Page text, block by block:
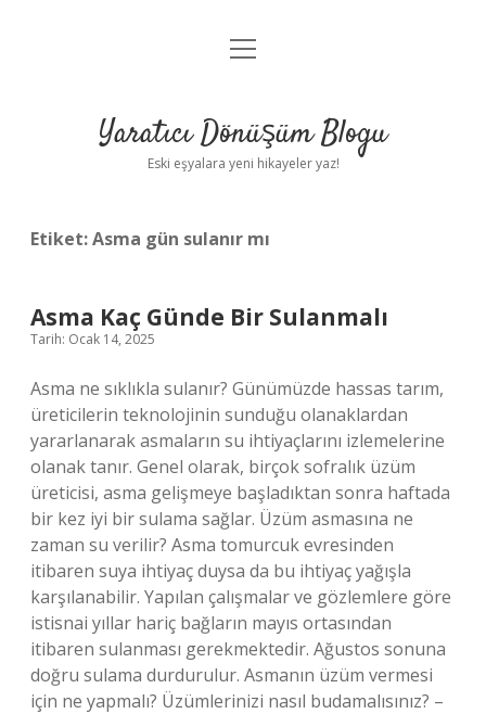
Anasayfa
Yasal Uyarı
menüyü
Yaratıcı Dönüşüm Blogu
Eski eşyalara yeni hikayeler yaz!
Etiket:Asma gün sulanır mı
Asma Kaç Günde Bir Sulanmalı
Tarih: Ocak 14, 2025
Asma ne sıklıkla sulanır? Günümüzde hassas tarım,
üreticilerin teknolojinin sunduğu olanaklardan
yararlanarak asmaların su ihtiyaçlarını izlemelerine
olanak tanır. Genel olarak, birçok sofralık üzüm
üreticisi, asma gelişmeye başladıktan sonra haftada
bir kez iyi bir sulama sağlar. Üzüm asmasına ne
zaman su verilir? Asma tomurcuk evresinden
itibaren suya ihtiyaç duysa da bu ihtiyaç yağışla
karşılanabilir. Yapılan çalışmalar ve gözlemlere göre
istisnai yıllar hariç bağların mayıs ortasından
itibaren sulanması gerekmektedir. Ağustos sonuna
doğru sulama durdurulur. Asmanın üzüm vermesi
için ne yapmalı? Üzümlerinizi nasıl budamalısınız? –